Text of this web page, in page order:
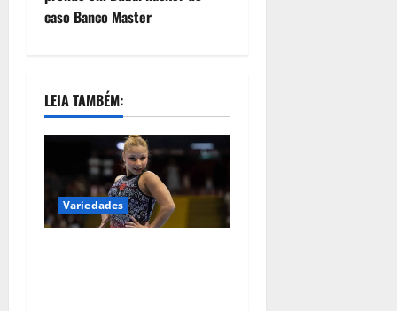
caso Banco Master
LEIA TAMBÉM:
Variedades